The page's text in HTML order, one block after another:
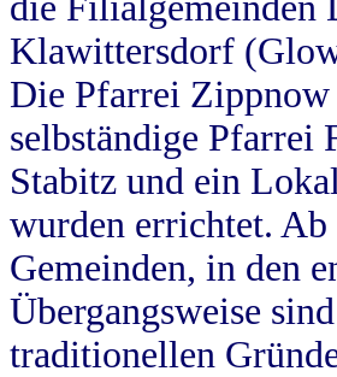
Klawittersdorf
Die Pfarrei Zippnow
selbständige
Stabitz und ein
wurden errichtet.
Gemeinden, in den
Übergangsweise
traditionellen